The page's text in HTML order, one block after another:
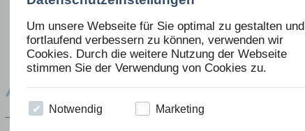
Um unsere Webseite für Sie optimal zu gestalten und
fortlaufend verbessern zu können, verwenden wir
Cookies. Durch die weitere Nutzung der Webseite
stimmen Sie der Verwendung von Cookies zu.
Notwendig Marketing
ARTIST AUSGABE NR. 17 / 18